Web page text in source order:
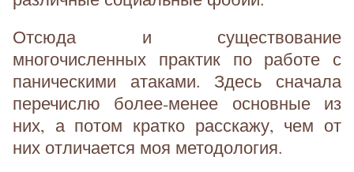
Отсюда и существование
многочисленных практик по работе с
паническими атаками. Здесь сначала
перечислю более-менее основные из
них, а потом кратко расскажу, чем от
них отличается моя методология.